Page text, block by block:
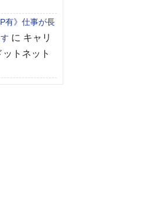
有》仕事が長
に キャリ
トネット